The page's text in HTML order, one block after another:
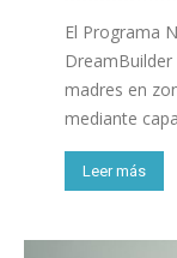
El Programa
madres en
mediante
Leer más